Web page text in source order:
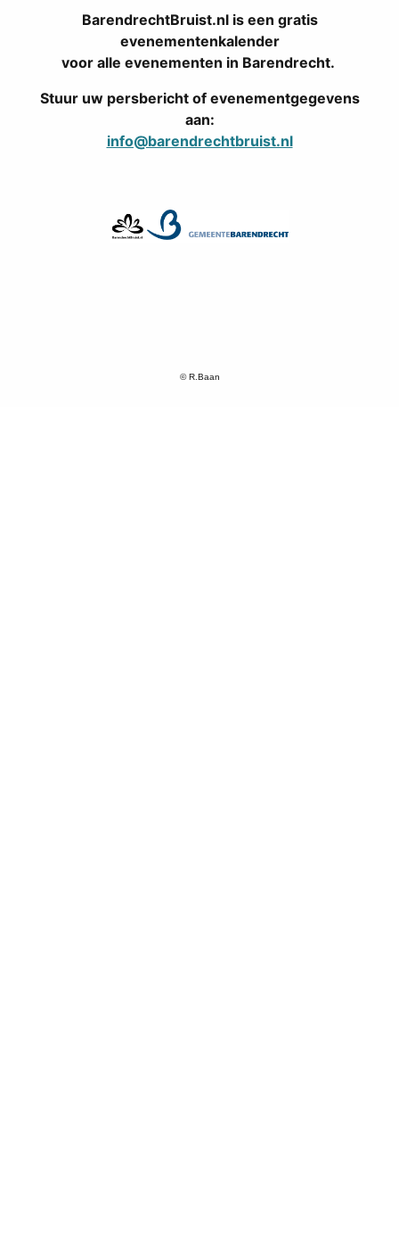
BarendrechtBruist.nl is een gratis
evenementenkalender
voor alle evenementen in Barendrecht.
Stuur uw persbericht of evenementgegevens
aan:
info@barendrechtbruist.nl
© R.Baan